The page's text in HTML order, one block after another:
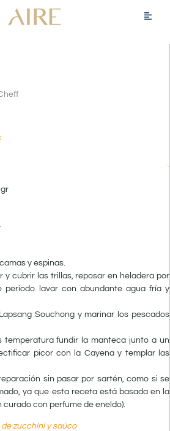
y espinas.
y cubrir las trillas, reposar en heladera por
periodo lavar con abundante agua fría y
Souchong y marinar los pescados
temperatura fundir la manteca junto a un
picor con la Cayena y templar las
sin pasar por sartén, como si se
ya que esta receta está basada en la
con perfume de eneldo).
zucchini y saúco